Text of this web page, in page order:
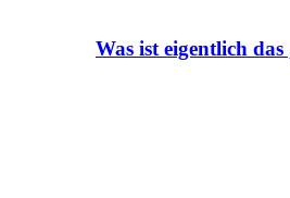
Was ist eigentlich